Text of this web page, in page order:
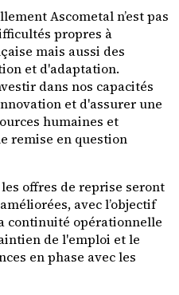
Ascometal n’est pas
propres à
mais aussi des
et d'adaptation.
dans nos capacités
et d'assurer une
humaines et
remise en question
les offres de reprise seront
avec l’objectif
continuité opérationnelle
de l'emploi et le
en phase avec les